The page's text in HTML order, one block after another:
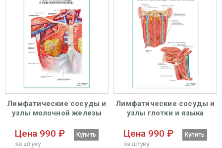
Лимфатические сосуды и
узлы молочной железы
Цена 990 ₽
за штуку
Купить
Лимфатические сосуды и
узлы глотки и языка
Цена 990 ₽
за штуку
Купить